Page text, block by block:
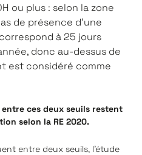
ou plus : selon la zone
de présence d’une
à 25 jours
donc au-dessus de
est considéré comme
ces deux seuils restent
selon la RE 2020.
entre deux seuils, l’étude